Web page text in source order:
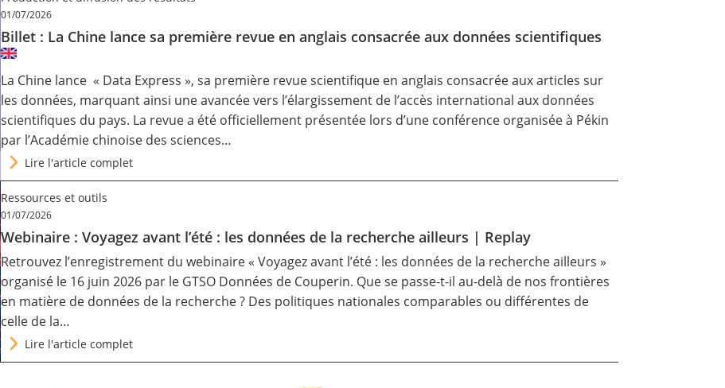
01/07/2026
Billet : La Chine lance sa première revue en anglais consacrée aux données scientifiques
La Chine lance « Data Express », sa première revue scientifique en anglais consacrée aux articles sur
les données, marquant ainsi une avancée vers l’élargissement de l’accès international aux données
scientifiques du pays. La revue a été officiellement présentée lors d’une conférence organisée à Pékin
par l’Académie chinoise des sciences…
Lire l'article complet
Ressources et outils
01/07/2026
Webinaire : Voyagez avant l’été : les données de la recherche ailleurs | Replay
Retrouvez l’enregistrement du webinaire « Voyagez avant l’été : les données de la recherche ailleurs »
organisé le 16 juin 2026 par le GTSO Données de Couperin. Que se passe-t-il au-delà de nos frontières
en matière de données de la recherche ? Des politiques nationales comparables ou différentes de
celle de la…
Lire l'article complet